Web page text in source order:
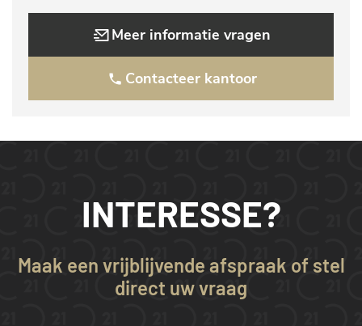
Meer informatie vragen
Contacteer kantoor
INTERESSE?
Maak een vrijblijvende afspraak of stel
direct uw vraag